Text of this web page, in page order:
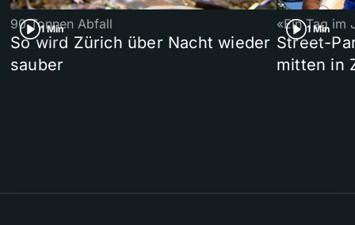
1 Min
90 Tonnen Abfall
So wird Zürich über Nacht wieder
sauber
1 Min
«Ein Tag im
Street-
mitten in